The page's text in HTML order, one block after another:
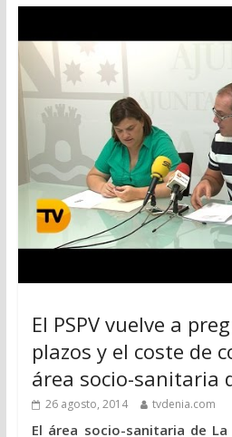
El PSPV vuelve a
plazos y el coste de
área socio-sanitaria
26 agosto, 2014 tvdenia.com
El área socio-sanitaria de